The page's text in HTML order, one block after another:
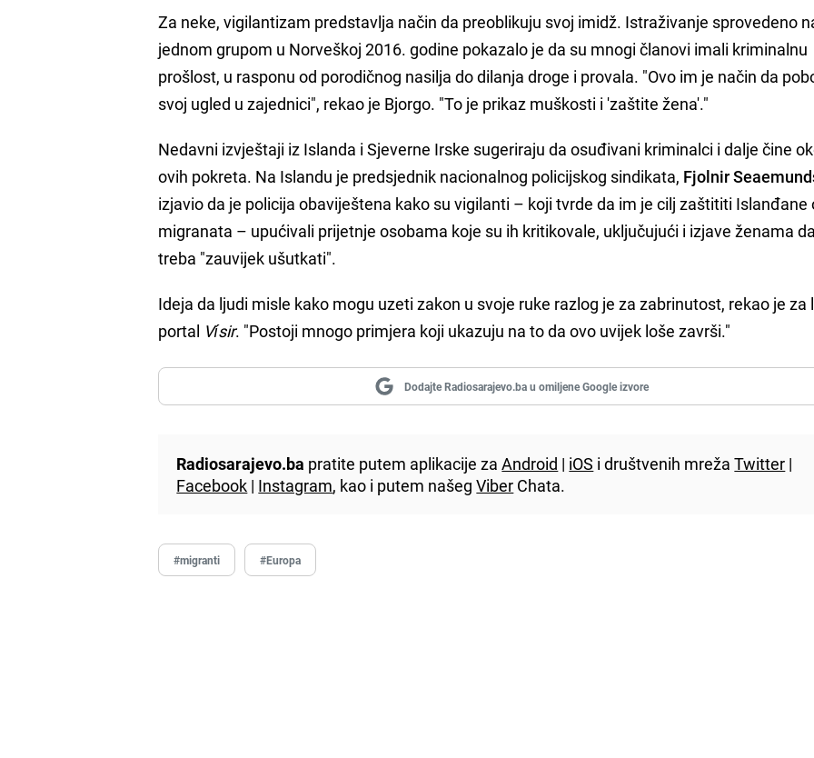
Za neke, vigilantizam predstavlja način da preoblikuju svoj imidž. Istraživanje sprovedeno
jednom grupom u Norveškoj 2016. godine pokazalo je da su mnogi članovi imali kriminalnu
prošlost, u rasponu od porodičnog nasilja do dilanja droge i provala. "Ovo im je način da
svoj ugled u zajednici", rekao je Bjorgo. "To je prikaz muškosti i 'zaštite žena'."
Nedavni izvještaji iz Islanda i Sjeverne Irske sugeriraju da osuđivani kriminalci i dalje čine
ovih pokreta. Na Islandu je predsjednik nacionalnog policijskog sindikata, Fjolnir
izjavio da je policija obaviještena kako su vigilanti – koji tvrde da im je cilj zaštititi Islanđane
migranata – upućivali prijetnje osobama koje su ih kritikovale, uključujući i izjave ženama
treba "zauvijek ušutkati".
Ideja da ljudi misle kako mogu uzeti zakon u svoje ruke razlog je za zabrinutost, rekao je za
portal Vísir. "Postoji mnogo primjera koji ukazuju na to da ovo uvijek loše završi."
Dodajte Radiosarajevo.ba u omiljene Google izvore
Radiosarajevo.ba pratite putem aplikacije zaAndroid | iOS i društvenih mrežaTwitter |
Facebook | Instagram, kao i putem našegViber Chata.
#migranti #Europa